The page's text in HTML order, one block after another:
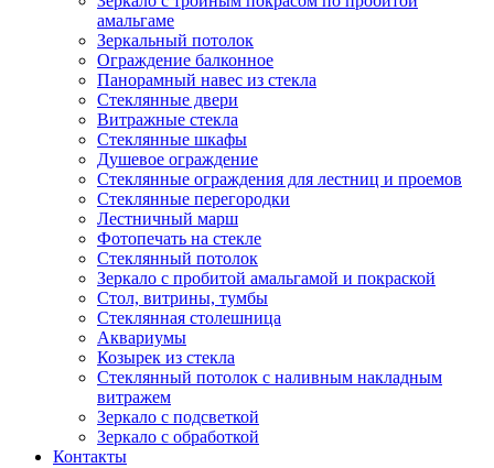
амальгаме
Зеркальный потолок
Ограждение балконное
Панорамный навес из стекла
Стеклянные двери
Витражные стекла
Стеклянные шкафы
Душевое ограждение
Стеклянные ограждения для лестниц и проемов
Стеклянные перегородки
Лестничный марш
Фотопечать на стекле
Стеклянный потолок
Зеркало с пробитой амальгамой и покраской
Стол, витрины, тумбы
Стеклянная столешница
Аквариумы
Козырек из стекла
Стеклянный потолок с наливным накладным
витражем
Зеркало с подсветкой
Зеркало с обработкой
Контакты